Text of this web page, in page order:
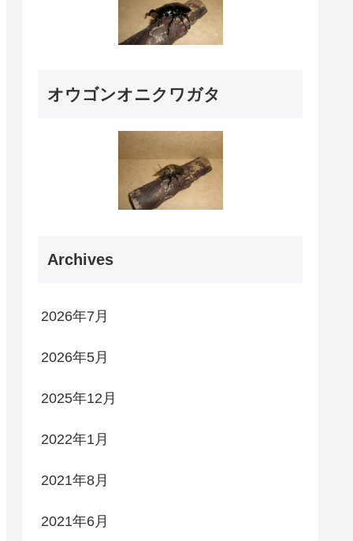
オウゴンオニクワガタ
Archives
2026年7月
2026年5月
2025年12月
2022年1月
2021年8月
2021年6月